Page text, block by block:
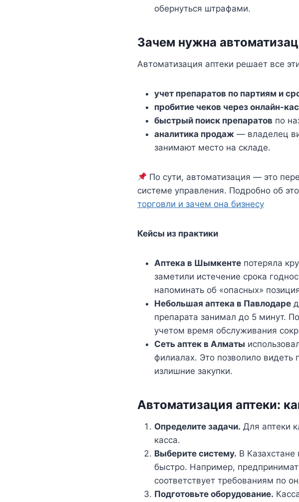
обернуться штрафами.
Зачем нужна
Автоматизация аптеки решает все
учет препаратов по партиям и
пробитие чеков через онлайн-
быстрый поиск препаратов по
аналитика продаж — владелец
занимают место на складе.
По сути, автоматизация — это
системе управления. Подробно об
торговли и зачем она бизнесу
Кейсы из практики
Аптека в Шымкенте потеряла
заметили истечение срока
напоминать об «опасных»
Небольшая аптека в Павлодаре
препарата занимал до 5 минут.
учетом время обслуживания
Сеть аптек в Алматы
филиалах. Это позволило
излишние закупки.
Автоматизация аптеки:
Определите задачи. Для аптеки
касса.
Выберите систему. В
быстро. Например,
соответствует требованиям по
Подготовьте оборудование.